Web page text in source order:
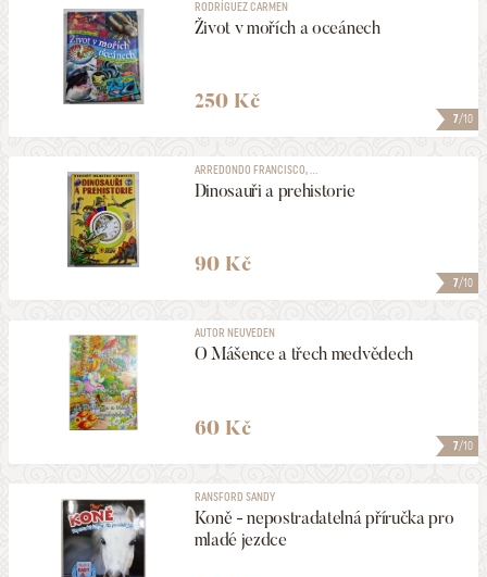
7/10
RODRÍGUEZ CARMEN
Život v mořích a oceánech
250 Kč
7/10
ARREDONDO FRANCISCO, ...
Dinosauři a prehistorie
90 Kč
7/10
AUTOR NEUVEDEN
O Mášence a třech medvědech
60 Kč
RANSFORD SANDY
Koně - nepostradatelná příručka pro
mladé jezdce